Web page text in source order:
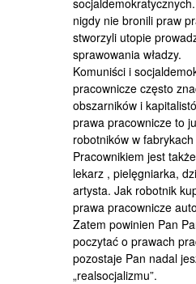
nigdy nie bronili praw
stworzyli utopie
sprawowania władzy.
Komuniści i
pracownicze często
obszarników i
prawa pracownicze to
robotników w fabrykach
Pracownikiem jest
lekarz , pielęgniarka,
artysta. Jak robotnik
prawa pracownicze
Zatem powinien Pan
poczytać o prawach
pozostaje Pan nadal
„realsocjalizmu”.